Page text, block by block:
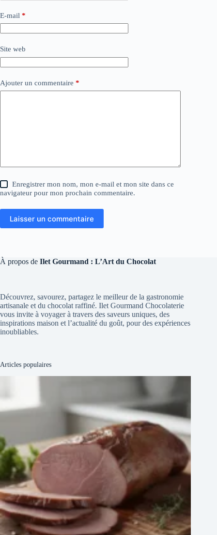
E-mail *
Site web
Ajouter un commentaire *
Enregistrer mon nom, mon e-mail et mon site dans ce
navigateur pour mon prochain commentaire.
Laisser un commentaire
À propos de Ilet Gourmand : L’Art du Chocolat
Découvrez, savourez, partagez le meilleur de la gastronomie
artisanale et du chocolat raffiné. Ilet Gourmand Chocolaterie
vous invite à voyager à travers des saveurs uniques, des
inspirations maison et l’actualité du goût, pour des expériences
inoubliables.
Articles populaires